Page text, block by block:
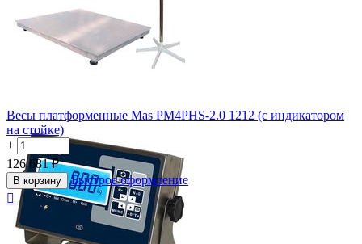
Весы платформенные Mas PM4PHS-2.0 1212 (с индикатором
на стойке)
+
−
126 681 ₽
В корзину
Быстрое оформление
